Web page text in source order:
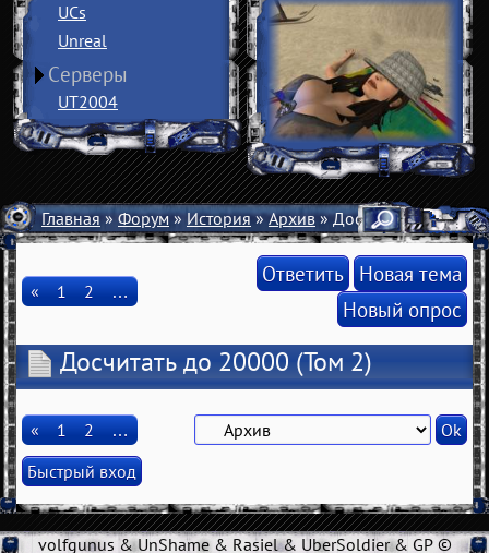
UCs
Unreal
Серверы
UT2004
Главная»Форум»История»Архив» Досчитать до 20000
« 1 2 …
Ответить Новая тема
Новый опрос
Досчитать до 20000 (Том 2)
« 1 2 …
volfgunus & UnShame & Rasiel & UberSoldier & GP ©